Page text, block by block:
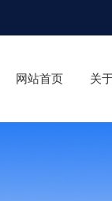
网站首页 关